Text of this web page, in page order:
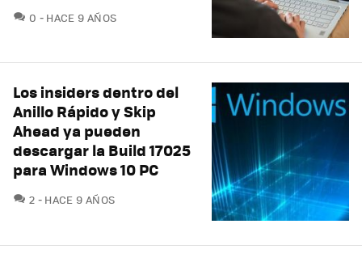
0 COMENTARIOS
HACE 9 AÑOS
Los insiders dentro del
Anillo Rápido y Skip
Ahead ya pueden
descargar la Build 17025
para Windows 10 PC
2 COMENTARIOS
HACE 9 AÑOS